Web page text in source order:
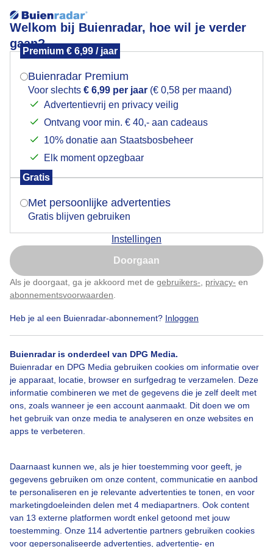
Welkom bij Buienradar, hoe wil je verder
gaan?
Premium € 6,99 / jaar
Buienradar Premium
Voor slechts € 6,99 per jaar (€ 0,58 per maand)
Advertentievrij en privacy veilig
Ontvang voor min. € 40,- aan cadeaus
10% donatie aan Staatsbosbeheer
Elk moment opzegbaar
Gratis
Met persoonlijke advertenties
Gratis blijven gebruiken
Instellingen
Doorgaan
Als je doorgaat, ga je akkoord met de gebruikers- privacy- en
abonnementsvoorwaarden
Heb je al een Buienradar-abonnement? Inloggen
Buienradar is onderdeel van DPG Media.
Buienradar en DPG Media gebruiken cookies om informatie over
je apparaat, locatie, browser en surfgedrag te verzamelen. Deze
informatie combineren we met de gegevens die je zelf deelt met
ons, zoals wanneer je een account aanmaakt. Dit doen we om
het gebruik van onze media te analyseren en onze websites en
apps te verbeteren.
Daarnaast kunnen we, als je hier toestemming voor geeft, je
gegevens gebruiken om onze content, communicatie en aanbod
te personaliseren en je relevante advertenties te tonen, en voor
marketingdoeleinden delen met 4 mediapartners. Ook content
van 13 externe platformen wordt enkel getoond met jouw
toestemming. Onze 114 advertentie partners gebruiken cookies
voor gepersonaliseerde advertenties, advertentie- en
Een moment geduld aub...
Een moment geduld aub...
Over Buienradar
Veelgestelde vragen
Contact
Toegankelijkheid
Gebruikersvoorwaarden
Privacy beleid
Cookie beleid
Privacy instellingen
Mogen we je locatie gebruiken voor het
Indien je hier nog geen akkoord op hebt gegeven,
verschijnt er zo een pop-up uit je browser waarin
Is goed, toon de popup
Nu niet, misschien later
Klik hierom dit aan te passen